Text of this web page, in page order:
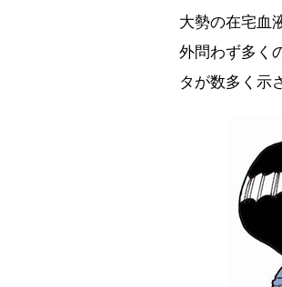
大勢の在宅血
外問わず多く
タが数多く示